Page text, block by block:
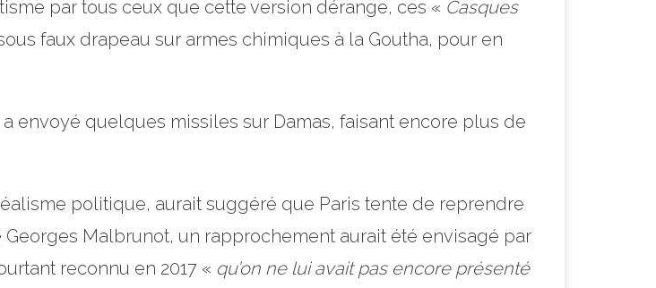
par tous ceux que cette version dérange, ces « Casques
faux drapeau sur armes chimiques à la Goutha, pour en
envoyé quelques missiles sur Damas, faisant encore plus de
politique, aurait suggéré que Paris tente de reprendre
Malbrunot, un rapprochement aurait été envisagé par
reconnu en 2017 « qu’on ne lui avait pas encore présenté